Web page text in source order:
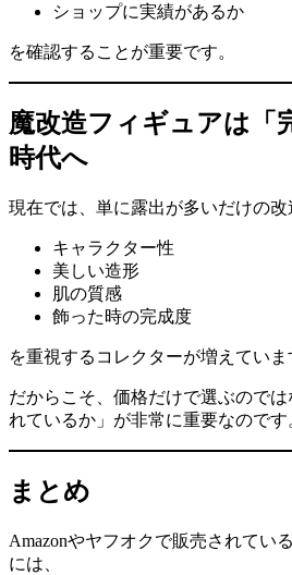
ショップに実績があるか
を確認することが重要です。
魔改造フィギュアは「
時代へ
現在では、単に露出が多いだけの改
キャラクター性
美しい造形
肌の質感
飾った時の完成度
を重視するコレクターが増えていま
だからこそ、価格だけで選ぶので
れているか」が非常に重要なのです
まとめ
Amazonやヤフオクで販売されてい
には、